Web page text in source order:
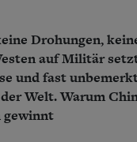
Drohungen,
auf Militär
und fast
Welt. Warum
gewinnt